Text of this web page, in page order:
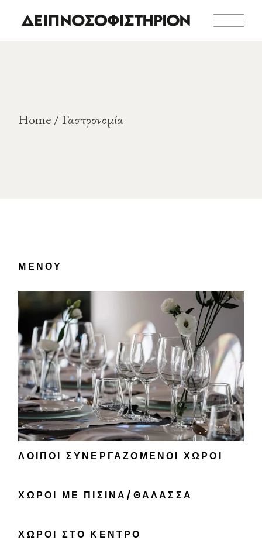
Home Γαστρονομία
ΜΕΝΟΎ
ΛΟΙΠΟΊ ΣΥΝΕΡΓΑΖΌΜΕΝΟΙ ΧΏΡΟΙ
ΧΏΡΟΙ ΜΕ ΠΙΣΊΝΑ/ΘΆΛΑΣΣΑ
ΧΏΡΟΙ ΣΤΟ ΚΈΝΤΡΟ